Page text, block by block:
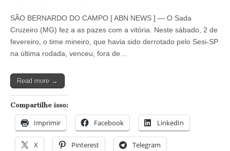
12/13
de
Sada
SÃO BERNARDO DO CAMPO [ ABN NEWS ] — O Sada
Cruzeiro (MG) fez a as pazes com a vitória. Neste sábado, 2 de
fevereiro, o time mineiro, que havia sido derrotado pelo Sesi-SP
na última rodada, venceu, fora de…
Read more →
Compartilhe isso:
Imprimir Facebook LinkedIn
X Pinterest Telegram